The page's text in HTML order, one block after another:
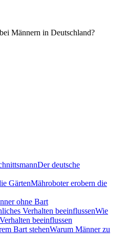
Männern in Deutschland?
Der deutsche
Mähroboter erobern die
ohne Bart
Wie
beeinflussen
Warum Männer zu